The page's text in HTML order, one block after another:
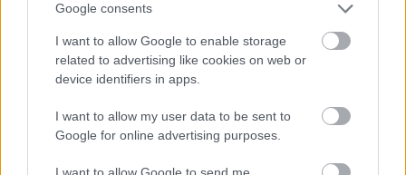
Google consents
I want to allow Google to enable storage
related to advertising like cookies on web or
device identifiers in apps.
I want to allow my user data to be sent to
Google for online advertising purposes.
I want to allow Google to send me